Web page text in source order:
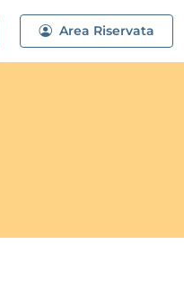
Area Riservata